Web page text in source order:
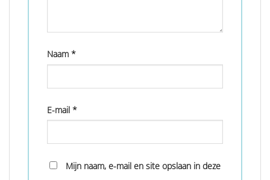
Naam *
E-mail *
Mijn naam, e-mail en site opslaan in deze